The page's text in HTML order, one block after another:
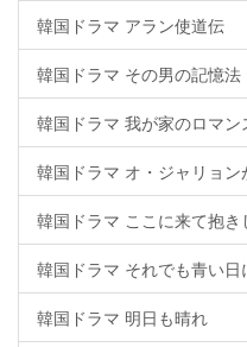
韓国ドラマ アラン使道伝
韓国ドラマ その男の記憶法
韓国ドラマ 我が家のロマン
韓国ドラマ オ・ジャリョン
韓国ドラマ ここに来て抱き
韓国ドラマ それでも青い日
韓国ドラマ 明日も晴れ